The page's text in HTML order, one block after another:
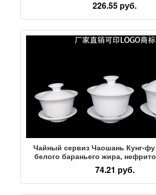
чайная чаша с крышкой, ручной
заваривания чая
226.55 руб.
Чайный сервиз Чаошань Кунг-фу
белого бараньего жира,
крышкой Санкай, большая,
маленькая чайная чаша, мини-
керамический тостовый
74.21 руб.